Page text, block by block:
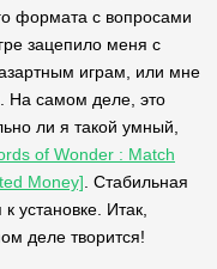
формата с вопросами
зацепило меня с
играм, или мне
На самом деле, это
ли я такой умный,
of Wonder : Match
Money] . Стабильная
установке. Итак,
деле творится!